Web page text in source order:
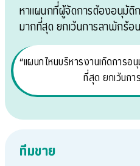
หาแผนกที่ผู้จัดการต้องอนุมัติ
มากที่สุด ยกเว้นการลาพักร้อ
“แผนกไหนบริหารงานเกิดการอ
ที่สุด ยกเว้นก
ทีมขาย